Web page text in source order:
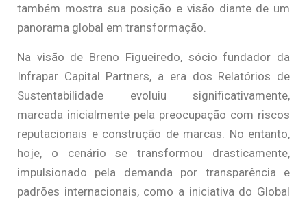
também mostra sua posição e visão diante de um
panorama global em transformação.
Na visão de Breno Figueiredo, sócio fundador da
Infrapar Capital Partners, a era dos Relatórios de
Sustentabilidade evoluiu significativamente,
marcada inicialmente pela preocupação com riscos
reputacionais e construção de marcas. No entanto,
hoje, o cenário se transformou drasticamente,
impulsionado pela demanda por transparência e
padrões internacionais, como a iniciativa do Global